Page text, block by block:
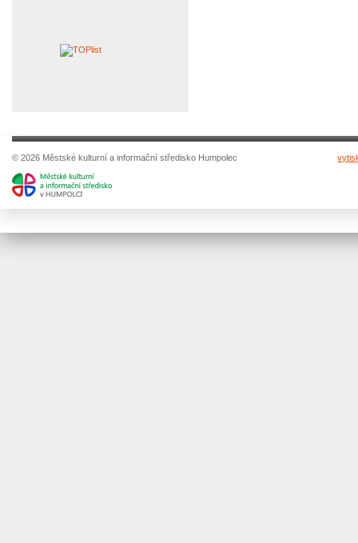
© 2026 Městské kulturní a informační středisko Humpolec